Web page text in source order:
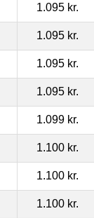
1.095 kr.
1.095 kr.
1.095 kr.
1.095 kr.
1.099 kr.
1.100 kr.
1.100 kr.
1.100 kr.